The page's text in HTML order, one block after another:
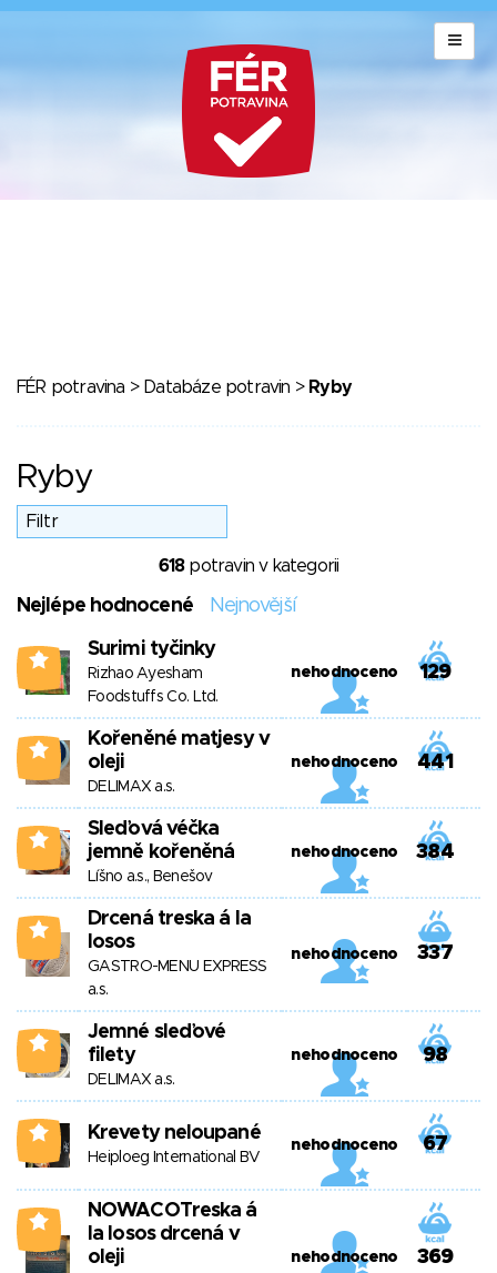
FÉR potravina > Databáze potravin > Ryby
Ryby
618potravin v kategorii
Nejlépe hodnocené Nejnovější
3 Surimi tyčinky
Rizhao Ayesham
Foodstuffs Co. Ltd.
nehodnoceno 129
2
Kořeněné matjesy v
oleji
DELIMAX a.s.
nehodnoceno 441
2
Sleďová véčka
jemně kořeněná
Líšno a.s., Benešov
nehodnoceno 384
1
Drcená treska á la
losos
GASTRO-MENU EXPRESS
a.s.
nehodnoceno 337
0
Jemné sleďové
filety
DELIMAX a.s.
nehodnoceno 98
0 Krevety neloupané
Heiploeg International BV
nehodnoceno 67
0
NOWACOTreska á
la losos drcená v
oleji
nehodnoceno 369